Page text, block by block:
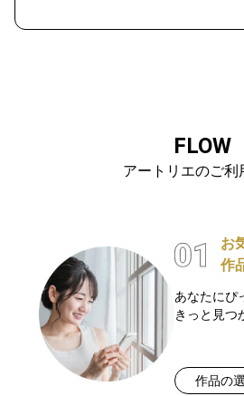
FLOW
アートリエのご利
お
作
あなたにぴ
きっと見つ
作品の